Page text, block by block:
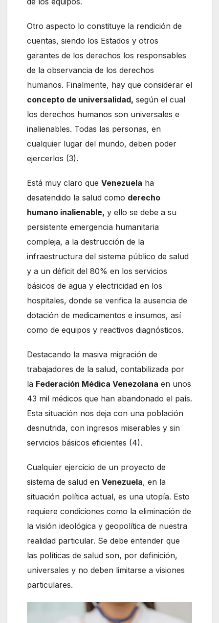
Otro aspecto lo constituye la rendición de
cuentas, siendo los Estados y otros
garantes de los derechos los responsables
de la observancia de los derechos
humanos. Finalmente, hay que considerar el
concepto de universalidad, según el cual
los derechos humanos son universales e
inalienables. Todas las personas, en
cualquier lugar del mundo, deben poder
ejercerlos (3).
Está muy claro que Venezuela ha
desatendido la salud como derecho
humano inalienable, y ello se debe a su
persistente emergencia humanitaria
compleja, a la destrucción de la
infraestructura del sistema público de salud
y a un déficit del 80% en los servicios
básicos de agua y electricidad en los
hospitales, donde se verifica la ausencia de
dotación de medicamentos e insumos, así
como de equipos y reactivos diagnósticos.
Destacando la masiva migración de
trabajadores de la salud, contabilizada por
la Federación Médica Venezolana en unos
43 mil médicos que han abandonado el país.
Esta situación nos deja con una población
desnutrida, con ingresos miserables y sin
servicios básicos eficientes (4).
Cualquier ejercicio de un proyecto de
sistema de salud en Venezuela, en la
situación política actual, es una utopía. Esto
requiere condiciones como la eliminación de
la visión ideológica y geopolítica de nuestra
realidad particular. Se debe entender que
las políticas de salud son, por definición,
universales y no deben limitarse a visiones
particulares.